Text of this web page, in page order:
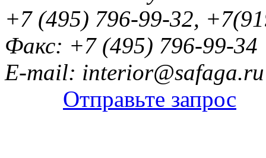
+7 (495) 796-99-32,
Факс: +7 (495) 796-99-34
E-mail: interior@safaga.ru
Отправьте запрос